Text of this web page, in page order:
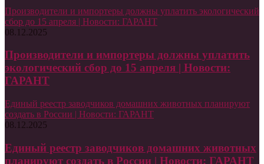
Производители и импортеры должны уплатить экологический
сбор до 15 апреля | Новости: ГАРАНТ
08.12.2025
Производители и импортеры должны уплатить
экологический сбор до 15 апреля | Новости:
ГАРАНТ
Единый реестр заводчиков домашних животных планируют
создать в России | Новости: ГАРАНТ
08.12.2025
Единый реестр заводчиков домашних животных
планируют создать в России | Новости: ГАРАНТ